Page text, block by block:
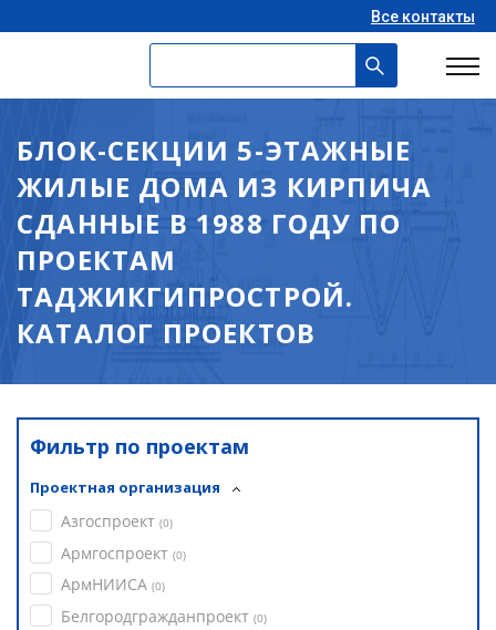
Все контакты
БЛОК-СЕКЦИИ 5-ЭТАЖНЫЕ
ЖИЛЫЕ ДОМА ИЗ КИРПИЧА
СДАННЫЕ В 1988 ГОДУ ПО
ПРОЕКТАМ
ТАДЖИКГИПРОСТРОЙ.
КАТАЛОГ ПРОЕКТОВ
Фильтр по проектам
Проектная организация
Азгоспроект (0)
Армгоспроект (0)
АрмНИИСА (0)
Белгородгражданпроект (0)